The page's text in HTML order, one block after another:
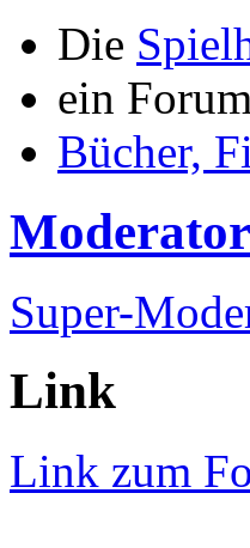
Die
ein
Bücher,
Moderator
Super-
Link
Link zum